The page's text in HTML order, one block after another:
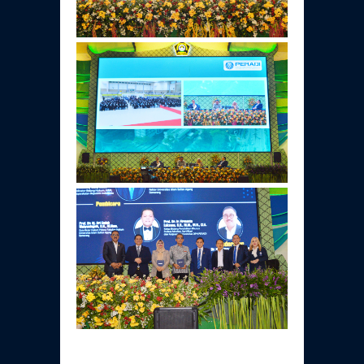
Perubahan Peraturan Perpindahan Domisili
Anggota
Daftar Perkara Dewan Kehormatan Pusat
Daftar Perkara Dewan Kehormatan Daerah